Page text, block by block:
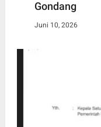
Gondang
Juni 10, 2026